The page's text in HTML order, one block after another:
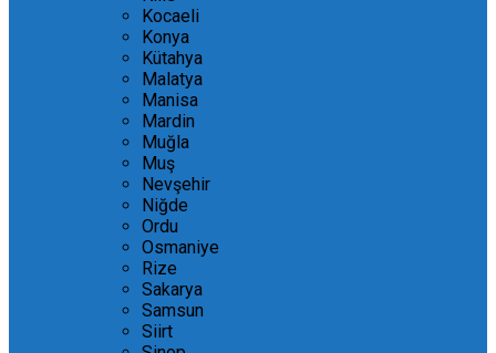
Kocaeli
Konya
Kütahya
Malatya
Manisa
Mardin
Muğla
Muş
Nevşehir
Niğde
Ordu
Osmaniye
Rize
Sakarya
Samsun
Siirt